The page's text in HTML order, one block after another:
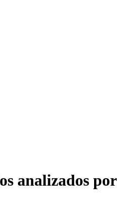
analizados